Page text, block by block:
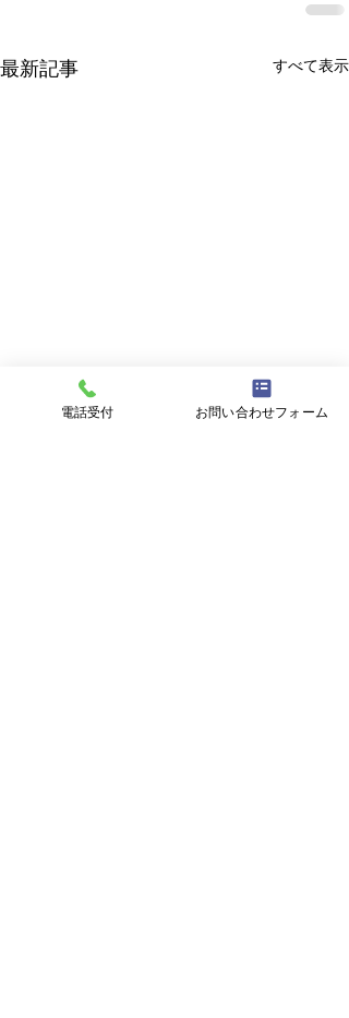
最新記事 すべて表示
電話受付 お問い合わせフォーム